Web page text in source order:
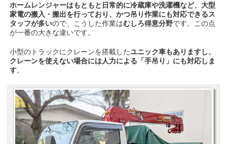
ホームレンジャーはもともと日常的に冷蔵庫や洗濯機など、大型
家電の搬入・搬出を行っており、かつ吊り作業にも対応できるス
タッフが多いので、こうした作業はむしろ得意分野です。この点
が一番の大きな違いです。
小型のトラックにクレーンを搭載したユニック車もありますし、
クレーンを使えない場合には人力による「手吊り」にも対応しま
す。